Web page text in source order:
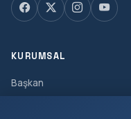
KURUMSAL
Başkan